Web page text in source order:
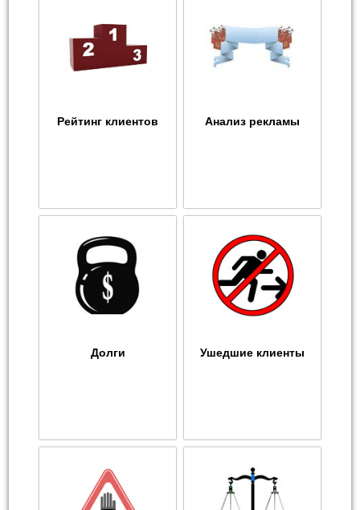
Рейтинг клиентов Анализ рекламы
Долги Ушедшие клиенты